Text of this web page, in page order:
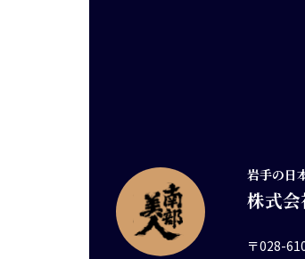
岩手の日
株式
〒028-